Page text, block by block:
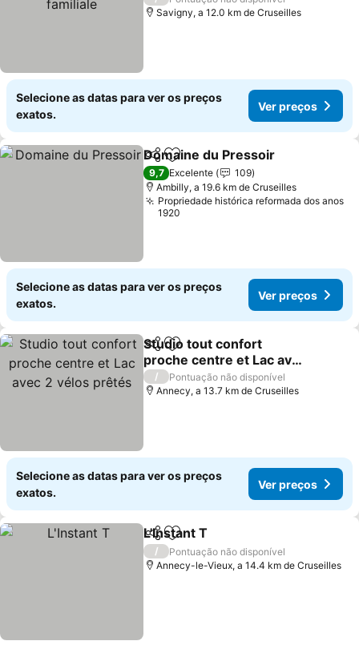
Savigny, a 12.0 km de Cruseilles
Selecione as datas para ver os preços
exatos.
Ver preços
PartilharAdicionar aos favoritos
Domaine du Pressoir
9,7 Excelente
109
Ambilly, a 19.6 km de Cruseilles
Propriedade histórica reformada dos anos
1920
Selecione as datas para ver os preços
exatos.
Ver preços
PartilharAdicionar aos favoritos
Studio tout confort
proche centre et Lac avec
2 vélos prêtés
/
Pontuação não disponível
Annecy, a 13.7 km de Cruseilles
Selecione as datas para ver os preços
exatos.
Ver preços
PartilharAdicionar aos favoritos
L'Instant T
/
Pontuação não disponível
Annecy-le-Vieux, a 14.4 km de Cruseilles